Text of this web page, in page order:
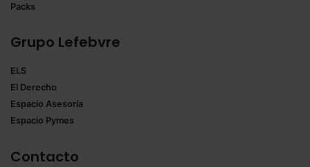
Saber más acerca de las cookies
Packs
Grupo Lefebvre
ELS
El Derecho
Espacio Asesoría
Espacio Pymes
Contacto